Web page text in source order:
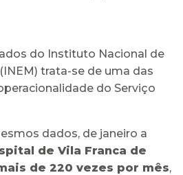
do Instituto Nacional de
trata-se de uma das
do Serviço
dados, de janeiro a
de Vila Franca de
de 220 vezes por mês,